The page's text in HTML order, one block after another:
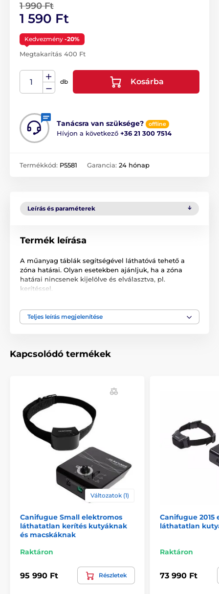
1 990 Ft
1 590 Ft
Kedvezmény -20%
Megtakarítás 400 Ft
db Kosárba
Tanácsra van szüksége? offline
Hívjon a következő +36 21 300 7514
Termékkód: P5581 Garancia: 24 hónap
Leírás és paraméterek
Termék leírása
A műanyag táblák segítségével láthatóvá tehető a
zóna határai. Olyan esetekben ajánljuk, ha a zóna
határai nincsenek kijelölve és elválasztva, pl.
kerítéssel.
változhatnak. A képek csak illusztrációk.
Teljes leírás megjelenítése
Kapcsolódó termékek
Változatok (1)
Canifugue Small elektromos
láthatatlan kerítés kutyáknak
és macskáknak
Raktáron
95 990 Ft Részletek
Canifugue 2015
láthatatlan
Raktáron
73 990 Ft